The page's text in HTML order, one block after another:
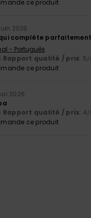
ce produit
2026
complète
- Português
Rapport qualité / prix: 5/
ce produit
2026
Rapport qualité / prix: 4/
ce produit